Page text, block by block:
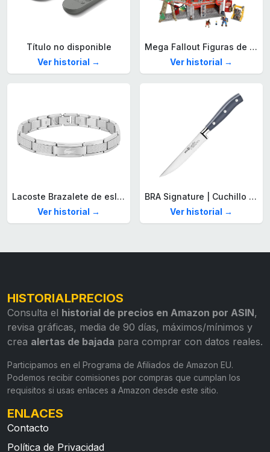
Título no disponible
Ver historial →
Mega Fallout Figuras de acción y Juguetes de construcción, Parada de Camiones Red Rocket con 824 Piezas, 2 Personajes articulados y Accesorios, para coleccionistas, HXT00
Ver historial →
Lacoste Brazalete de eslabón para Hombre Colección STENCIL de Acero inoxidable
Ver historial →
BRA Signature | Cuchillo tomatero 120 mm, Acero Inoxidable alemán forjado con Molibdeno Vanadio, Mango Remachado ABS, Diseño Ergonómico, Hoja 1,6 mm espesor
Ver historial →
HISTORIALPRECIOS
Consulta el historial de precios en Amazon por ASIN,
revisa gráficas, media de 90 días, máximos/mínimos y
crea alertas de bajada para comprar con datos reales.
Participamos en el Programa de Afiliados de Amazon EU.
Podemos recibir comisiones por compras que cumplan los
requisitos si usas enlaces a Amazon desde este sitio.
ENLACES
Contacto
Política de Privacidad